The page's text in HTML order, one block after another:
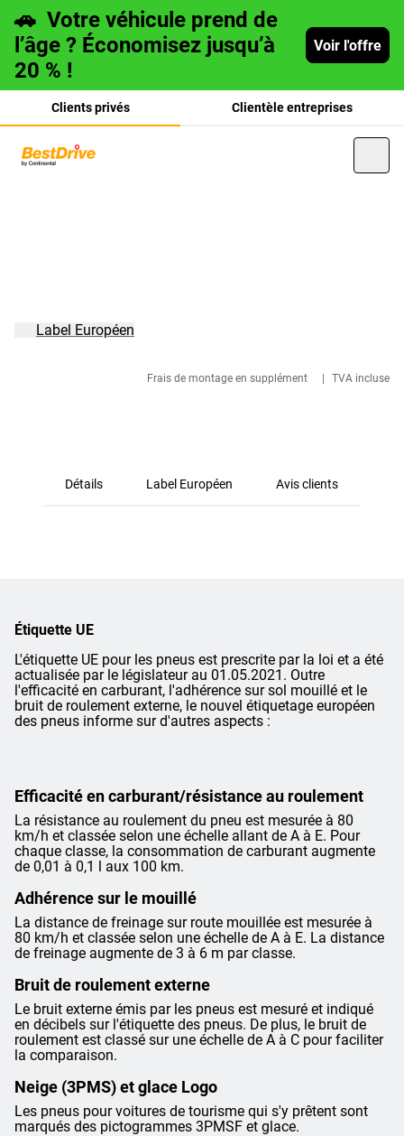
🚗 Votre véhicule prend de
l’âge ? Économisez jusqu’à
20 % !
Voir l'offre
Clients privés Clientèle entreprises
Frais de montage en supplément TVA incluse
Label Européen
Détails Label Européen Avis clients
Étiquette UE
L'étiquette UE pour les pneus est prescrite par la loi et a été
actualisée par le législateur au 01.05.2021. Outre
l'efficacité en carburant, l'adhérence sur sol mouillé et le
bruit de roulement externe, le nouvel étiquetage européen
des pneus informe sur d'autres aspects :
Efficacité en carburant/résistance au roulement
La résistance au roulement du pneu est mesurée à 80
km/h et classée selon une échelle allant de A à E. Pour
chaque classe, la consommation de carburant augmente
de 0,01 à 0,1 l aux 100 km.
Adhérence sur le mouillé
La distance de freinage sur route mouillée est mesurée à
80 km/h et classée selon une échelle de A à E. La distance
de freinage augmente de 3 à 6 m par classe.
Bruit de roulement externe
Le bruit externe émis par les pneus est mesuré et indiqué
en décibels sur l'étiquette des pneus. De plus, le bruit de
roulement est classé sur une échelle de A à C pour faciliter
la comparaison.
Neige (3PMS) et glace Logo
Les pneus pour voitures de tourisme qui s'y prêtent sont
marqués des pictogrammes 3PMSF et glace.